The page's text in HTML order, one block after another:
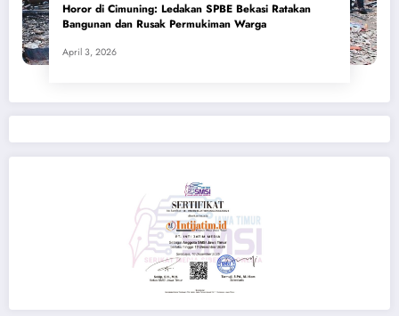
Horor di Cimuning: Ledakan SPBE Bekasi Ratakan
Bangunan dan Rusak Permukiman Warga
April 3, 2026